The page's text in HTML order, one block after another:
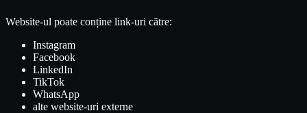
Website-ul poate conține link-uri către:
Instagram
Facebook
LinkedIn
TikTok
WhatsApp
alte website-uri externe